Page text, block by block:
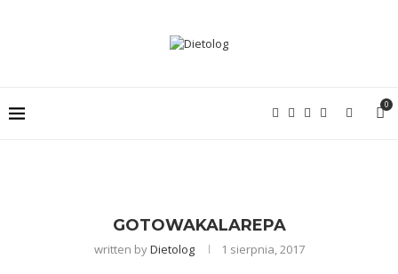
0
GOTOWAKALAREPA
written byDietolog 1 sierpnia, 2017